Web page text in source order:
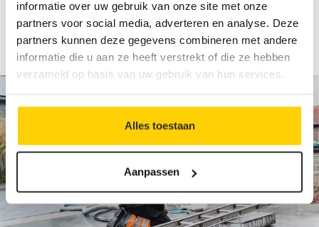
informatie over uw gebruik van onze site met onze
partners voor social media, adverteren en analyse. Deze
partners kunnen deze gegevens combineren met andere
informatie die u aan ze heeft verstrekt of die ze hebben
verzameld op basis van uw gebruik van hun services.
Alles toestaan
Aanpassen